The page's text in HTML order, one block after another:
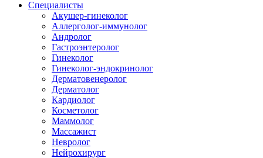
Специалисты
Акушер-гинеколог
Аллерголог-иммунолог
Андролог
Гастроэнтеролог
Гинеколог
Гинеколог-эндокринолог
Дерматовенеролог
Дерматолог
Кардиолог
Косметолог
Маммолог
Массажист
Невролог
Нейрохирург